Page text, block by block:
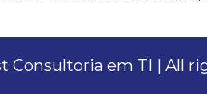
Consultoria em TI | All